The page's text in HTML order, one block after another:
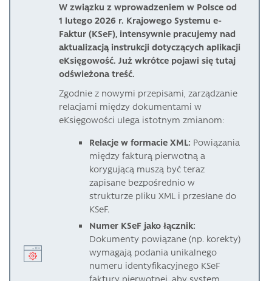
W związku z wprowadzeniem w Polsce od
1 lutego 2026 r. Krajowego Systemu e-
Faktur (KSeF), intensywnie pracujemy nad
aktualizacją instrukcji dotyczących aplikacji
eKsięgowość. Już wkrótce pojawi się tutaj
odświeżona treść.
Zgodnie z nowymi przepisami, zarządzanie
relacjami między dokumentami w
eKsięgowości ulega istotnym zmianom:
Relacje w formacie XML: Powiązania
między fakturą pierwotną a
korygującą muszą być teraz
zapisane bezpośrednio w
strukturze pliku XML i przesłane do
KSeF.
Numer KSeF jako łącznik:
Dokumenty powiązane (np. korekty)
wymagają podania unikalnego
numeru identyfikacyjnego KSeF